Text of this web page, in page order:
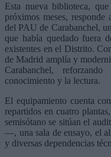
Esta nueva biblioteca,
próximos meses,
del PAU de Carabanchel,
que había quedado fuera
existentes en el Distrito.
de Madrid amplía y
Carabanchel,
conocimiento y la lectura.
El equipamiento cuenta
repartidos en cuatro
semisótano se sitúan el
—, una sala de ensayo, el
y diversas dependencias